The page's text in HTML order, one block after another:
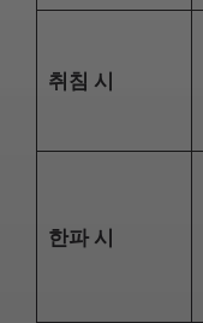
취침 시
한파 시